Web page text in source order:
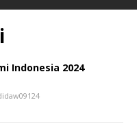
Indonesia 2024